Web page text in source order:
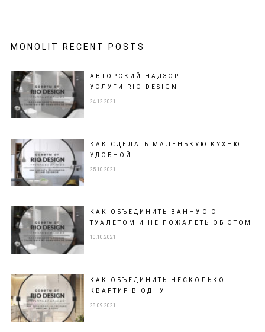
MONOLIT RECENT POSTS
АВТОРСКИЙ НАДЗОР.
УСЛУГИ RIO DESIGN
24.12.2021
КАК СДЕЛАТЬ МАЛЕНЬКУЮ КУХНЮ
УДОБНОЙ
25.10.2021
КАК ОБЪЕДИНИТЬ ВАННУЮ С
ТУАЛЕТОМ И НЕ ПОЖАЛЕТЬ ОБ ЭТОМ
10.10.2021
КАК ОБЪЕДИНИТЬ НЕСКОЛЬКО
КВАРТИР В ОДНУ
28.09.2021